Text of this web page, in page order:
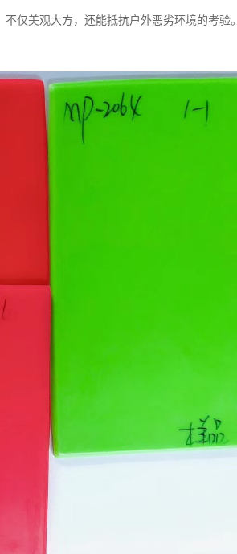
仅美观大方，还能抵抗户外恶劣环境的考验。